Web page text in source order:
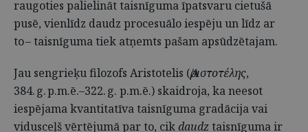
raugoties palielināt taisnīguma īpatsvaru cietušā
pusē, vienlīdz daudz procesuālo iespēju un līdz ar
to – taisnīguma tiek atņemts pašam apsūdzētajam.
Jau sengrieķu filozofs Aristotelis (Ἀριστοτέλης,
384. g. p.m.ē.–322. g. p.m.ē.) skaidroja, ka neesot
iespējama kvantitatīva taisnīguma gradācija vai
vidusceļš vērtējumā par to, cikdaudz taisnīguma ir